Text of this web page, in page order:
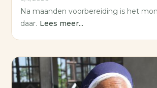
Na maanden voorbereiding is het
daar. Lees meer...